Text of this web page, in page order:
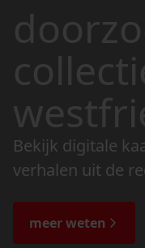
Bekijk digitale
verhalen uit de
de bijzondere
meer weten